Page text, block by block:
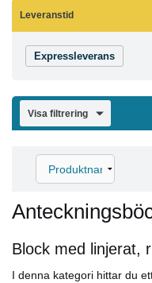
Leveranstid
Expressleverans
Visa filtrering
Block med linjerat,
I denna kategori hittar du